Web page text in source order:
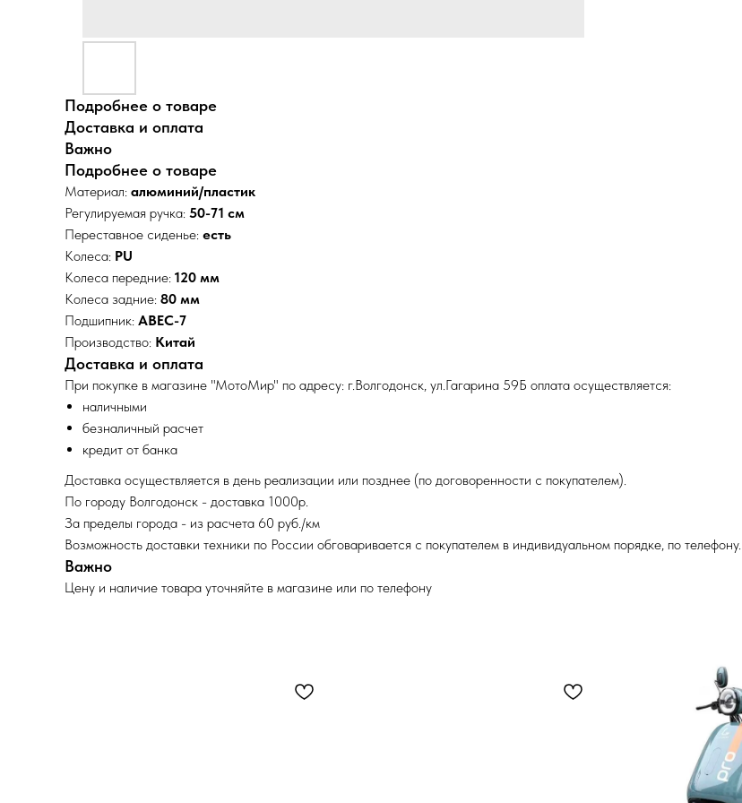
Подробнее о товаре
Доставка и оплата
Важно
Подробнее о товаре
Материал: алюминий/пластик
Регулируемая ручка: 50-71 см
Переставное сиденье: есть
Колеса: PU
Колеса передние: 120 мм
Колеса задние: 80 мм
Подшипник: ABEC-7
Производство: Китай
Доставка и оплата
При покупке в магазине "МотоМир" по адресу: г.Волгодонск, ул.Гагарина 59Б оплата осуществляется:
наличными
безналичный расчет
кредит от банка
Доставка осуществляется в день реализации или позднее (по договоренности с покупателем).
По городу Волгодонск - доставка 1000р.
За пределы города - из расчета 60 руб./км
Возможность доставки техники по России обговаривается с покупателем в индивидуальном порядке, по телефону.
Важно
Цену и наличие товара уточняйте в магазине или по телефону